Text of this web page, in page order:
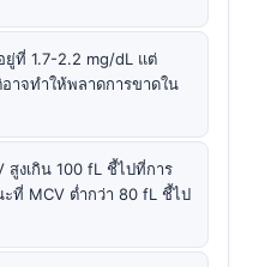
ยู่ที่ 1.7-2.2 mg/dL แต่
าจทำให้พลาดการขาดใน
สูงเกิน 100 fL ชี้ไปที่การ
ที่ MCV ต่ำกว่า 80 fL ชี้ไป